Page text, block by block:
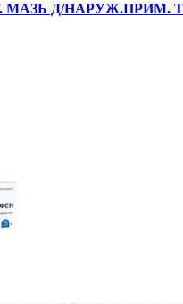
МАЗЬ Д/НАРУЖ.ПРИМ.